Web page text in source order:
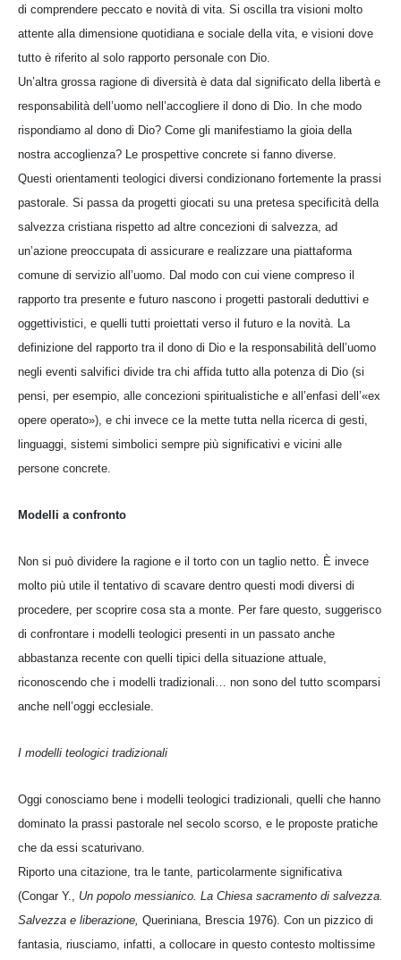
di comprendere peccato e novità di vita. Si oscilla tra visioni molto
attente alla dimensione quotidiana e sociale della vita, e visioni dove
tutto è riferito al solo rapporto personale con Dio.
Un’altra grossa ragione di diversità è data dal significato della libertà e
responsabilità dell’uomo nell’accogliere il dono di Dio. In che modo
rispondiamo al dono di Dio? Come gli manifestiamo la gioia della
nostra accoglienza? Le prospettive concrete si fanno diverse.
Questi orientamenti teologici diversi condizionano fortemente la prassi
pastorale. Si passa da progetti giocati su una pretesa specificità della
salvezza cristiana rispetto ad altre concezioni di salvezza, ad
un’azione preoccupata di assicurare e realizzare una piattaforma
comune di servizio all’uomo. Dal modo con cui viene compreso il
rapporto tra presente e futuro nascono i progetti pastorali deduttivi e
oggettivistici, e quelli tutti proiettati verso il futuro e la novità. La
definizione del rapporto tra il dono di Dio e la responsabilità dell’uomo
negli eventi salvifici divide tra chi affida tutto alla potenza di Dio (si
pensi, per esempio, alle concezioni spiritualistiche e all’enfasi dell’«ex
opere operato»), e chi invece ce la mette tutta nella ricerca di gesti,
linguaggi, sistemi simbolici sempre più significativi e vicini alle
persone concrete.
Modelli a confronto
Non si può dividere la ragione e il torto con un taglio netto. È invece
molto più utile il tentativo di scavare dentro questi modi diversi di
procedere, per scoprire cosa sta a monte. Per fare questo, suggerisco
di confrontare i modelli teologici presenti in un passato anche
abbastanza recente con quelli tipici della situazione attuale,
riconoscendo che i modelli tradizionali… non sono del tutto scomparsi
anche nell’oggi ecclesiale.
I modelli teologici tradizionali
Oggi conosciamo bene i modelli teologici tradizionali, quelli che hanno
dominato la prassi pastorale nel secolo scorso, e le proposte pratiche
che da essi scaturivano.
Riporto una citazione, tra le tante, particolarmente significativa
(Congar Y., Un popolo messianico. La Chiesa sacramento di salvezza.
Salvezza e liberazione, Queriniana, Brescia 1976). Con un pizzico di
fantasia, riusciamo, infatti, a collocare in questo contesto moltissime